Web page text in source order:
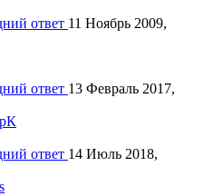
11 Ноябрь 2009,
13 Февраль 2017,
14 Июль 2018,